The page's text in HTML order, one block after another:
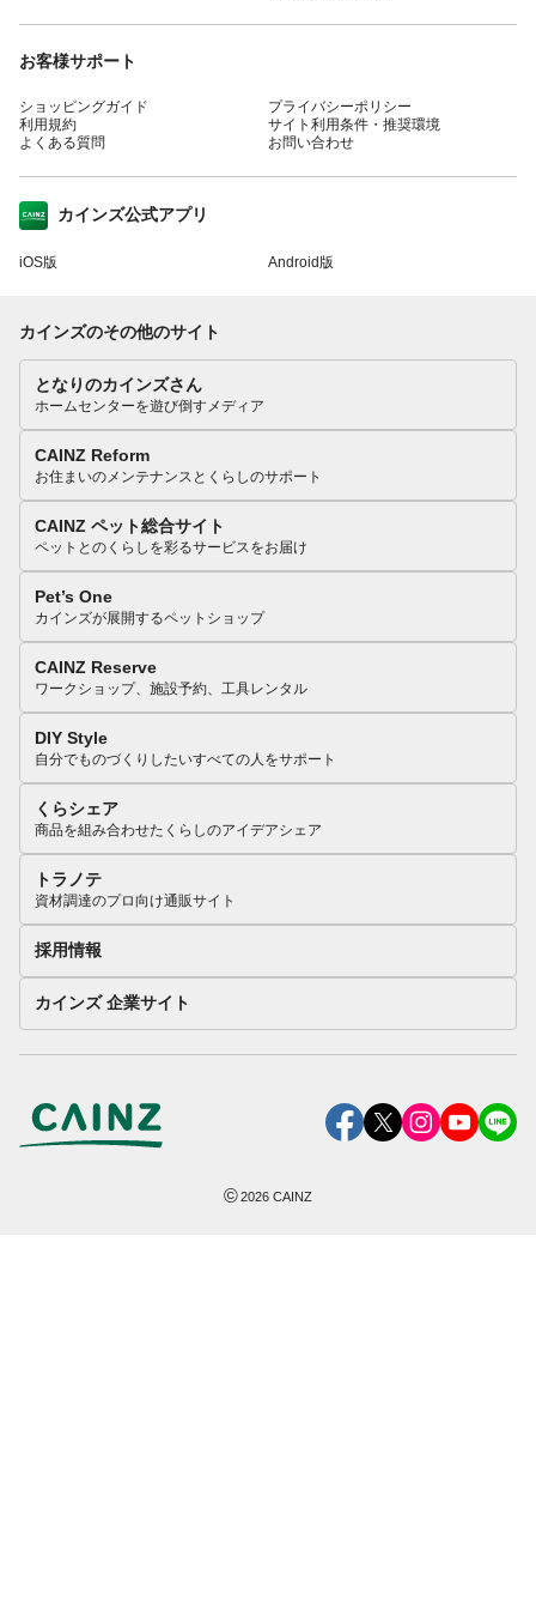
お客様サポート
ショッピングガイド
利用規約
よくある質問
プライバシーポリシー
サイト利用条件・推奨環境
お問い合わせ
カインズ公式アプリ
iOS版 Android版
カインズのその他のサイト
となりのカインズさん
ホームセンターを遊び倒すメディア
CAINZ Reform
お住まいのメンテナンスとくらしのサポート
CAINZ ペット総合サイト
ペットとのくらしを彩るサービスをお届け
Pet’s One
カインズが展開するペットショップ
CAINZ Reserve
ワークショップ、施設予約、工具レンタル
DIY Style
自分でものづくりしたいすべての人をサポート
くらシェア
商品を組み合わせたくらしのアイデアシェア
トラノテ
資材調達のプロ向け通販サイト
採用情報
カインズ 企業サイト
©2026 CAINZ